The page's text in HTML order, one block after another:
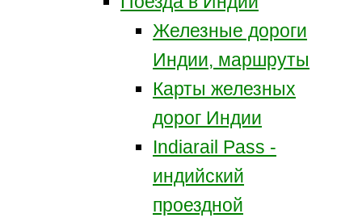
Железные дороги
Индии, маршруты
Карты железных
дорог Индии
Indiarail Pass -
индийский
проездной